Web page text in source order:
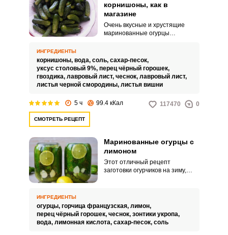
корнишоны, как в
магазине
Очень вкусные и хрустящие
маринованные огурцы
вкусу они будут точь-в-точь как
магазинные, только еще лучше.
ИНГРЕДИЕНТЫ
корнишоны, вода, соль, сахар-песок,
уксус столовый 9%, перец чёрный горошек,
гвоздика, лавровый лист, чеснок, лавровый лист,
листья черной смородины, листья вишни
5 ч 99.4 кКал 117470 0
СМОТРЕТЬ РЕЦЕПТ
Маринованные огурцы с
лимоном
Этот отличный рецепт
заготовки огурчиков на зиму,
которые аппетитно хрустят во
время еды – отличная закуска,
которая получится у вас с
первого раза.
ИНГРЕДИЕНТЫ
огурцы, горчица французская, лимон,
перец чёрный горошек, чеснок, зонтики укропа,
вода, лимонная кислота, сахар-песок, соль